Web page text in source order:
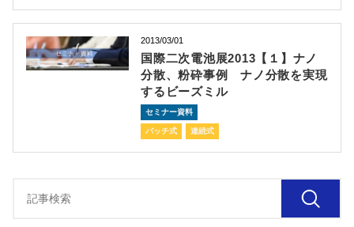
2013/03/01
国際二次電池展2013【１】ナノ
分散、粉砕事例 ナノ分散を実現
するビーズミル
セミナー資料
バッチ式 連続式